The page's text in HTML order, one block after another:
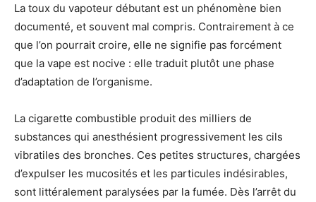
La toux du vapoteur débutant est un phénomène bien
documenté, et souvent mal compris. Contrairement à ce
que l’on pourrait croire, elle ne signifie pas forcément
que la vape est nocive : elle traduit plutôt une phase
d’adaptation de l’organisme.
La cigarette combustible produit des milliers de
substances qui anesthésient progressivement les cils
vibratiles des bronches. Ces petites structures, chargées
d’expulser les mucosités et les particules indésirables,
sont littéralement paralysées par la fumée. Dès l’arrêt du